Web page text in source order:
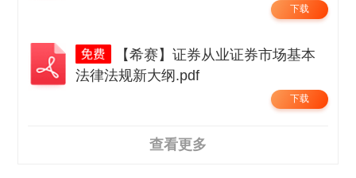
下载
【希赛】证券从业证券市场基本
法律法规新大纲.pdf
下载
查看更多